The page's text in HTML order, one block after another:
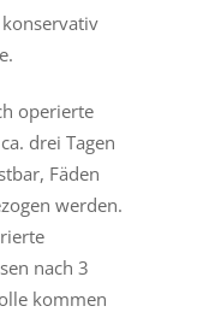
operierte
drei Tagen
Fäden
werden.
nach 3
kommen